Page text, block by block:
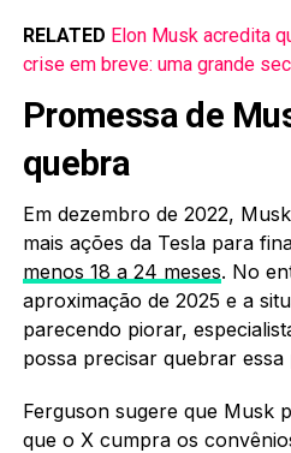
RELATED Elon Musk acredita
crise em breve: uma grande
Promessa de
quebra
Em dezembro de 2022,
mais ações da Tesla para
menos 18 a 24 meses. No
aproximação de 2025 e a
parecendo piorar,
possa precisar quebrar essa
Ferguson sugere que Musk
que o X cumpra os